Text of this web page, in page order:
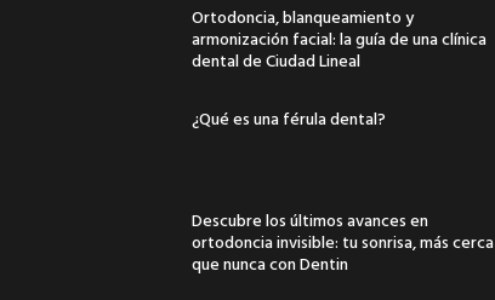
Ortodoncia, blanqueamiento y
armonización facial: la guía de una clínica
dental de Ciudad Lineal
¿Qué es una férula dental?
Descubre los últimos avances en
ortodoncia invisible: tu sonrisa, más cerca
que nunca con Dentin